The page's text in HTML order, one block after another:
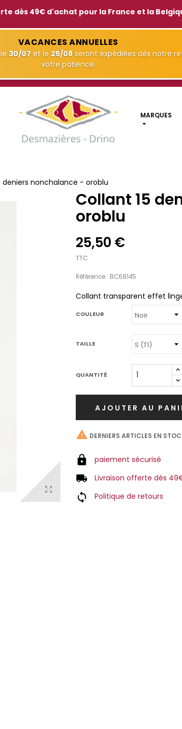
dès 49€ d'achat pour la France et la
VACANCES ANNUELLES
30/07 et le 25/08 seront expédiées dès notre
votre patience.
MARQUES
deniers nonchalance - oroblu
Collant 15
oroblu
25,50 €
TTC
Référence : BC68145
Collant transparent effet
COULEUR
TAILLE
QUANTITÉ
AJOUTER AU
 DERNIERS ARTICLES EN
paiement sécurisé
Livraison offerte dés
Politique de retours